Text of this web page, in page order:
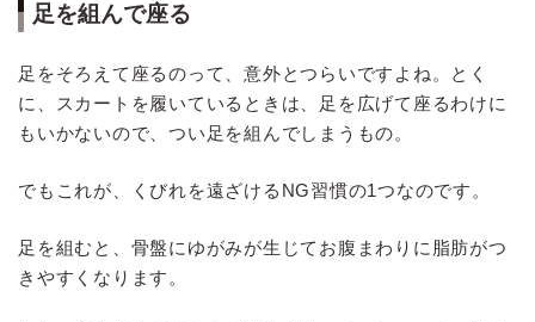
足を組んで座る
足をそろえて座るのって、意外とつらいですよね。とく
に、スカートを履いているときは、足を広げて座るわけに
もいかないので、つい足を組んでしまうもの。
でもこれが、くびれを遠ざけるNG習慣の1つなのです。
足を組むと、骨盤にゆがみが生じてお腹まわりに脂肪がつ
きやすくなります。